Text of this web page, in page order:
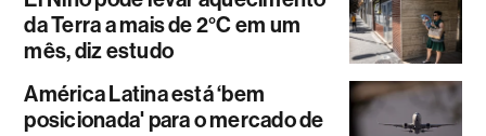
da Terra a mais de 2°C em um
mês, diz estudo
América Latina está ‘bem
posicionada' para o mercado de